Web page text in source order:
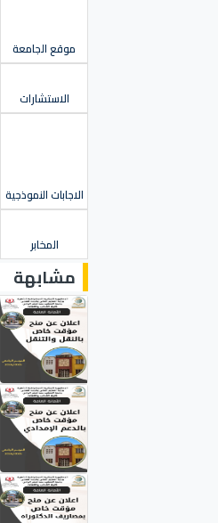
موقع الجامعة
الاستشارات
الاجابات النموذجية
المخابر
مشابهة